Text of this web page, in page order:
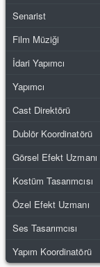
Senarist
Film Müziği
İdari Yapımcı
Yapımcı
Cast Direktörü
Dublör Koordinatörü
Görsel Efekt Uzmanı
Kostüm Tasarımcısı
Özel Efekt Uzmanı
Ses Tasarımcısı
Yapım Koordinatörü